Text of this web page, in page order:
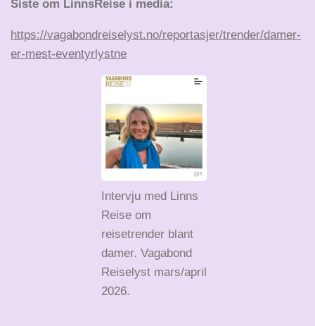
Siste om LinnsReise i media:
https://vagabondreiselyst.no/reportasjer/trender/damer-
er-mest-eventyrlystne
Intervju med Linns
Reise om
reisetrender blant
damer. Vagabond
Reiselyst mars/april
2026.